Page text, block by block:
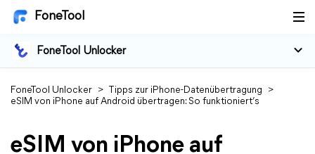
FoneTool
FoneTool Unlocker
FoneTool Unlocker > Tipps zur iPhone-Datenübertragung
>
eSIM von iPhone auf Android übertragen: So funktioniert’s
eSIM von iPhone auf